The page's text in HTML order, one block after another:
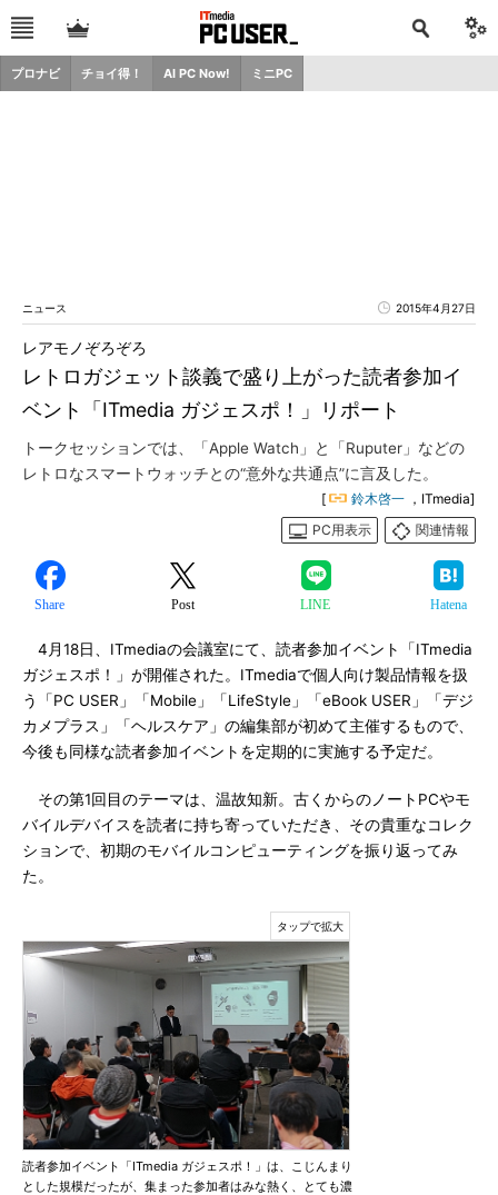
プロナビ チョイ得！ AI PC Now! ミニPC
ニュース 2015年4月27日
レトロガジェット談義で盛り上がった読者参加イ
ベント「ITmedia ガジェスポ！」リポート
レアモノぞろぞろ
トークセッションでは、「Apple Watch」と「Ruputer」などの
レトロなスマートウォッチとの“意外な共通点”に言及した。
[ 鈴木啓一 ，ITmedia]
PC用表示
関連情報
Share Post LINE Hatena
4月18日、ITmediaの会議室にて、読者参加イベント「ITmedia
ガジェスポ！」が開催された。ITmediaで個人向け製品情報を扱
う「PC USER」「Mobile」「LifeStyle」「eBook USER」「デジ
カメプラス」「ヘルスケア」の編集部が初めて主催するもので、
今後も同様な読者参加イベントを定期的に実施する予定だ。
その第1回目のテーマは、温故知新。古くからのノートPCやモ
バイルデバイスを読者に持ち寄っていただき、その貴重なコレク
ションで、初期のモバイルコンピューティングを振り返ってみ
た。
読者参加イベント「ITmedia ガジェスポ！」は、こじんまり
とした規模だったが、集まった参加者はみな熱く、とても濃